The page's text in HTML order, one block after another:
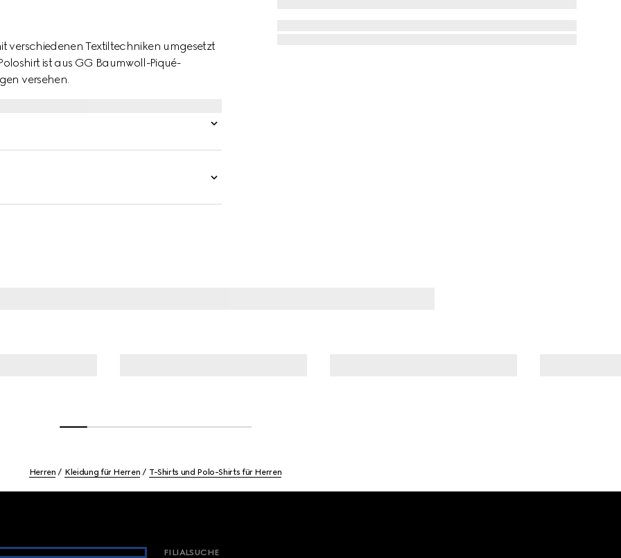
verschiedenen Textiltechniken umgesetzt
ist aus GG Baumwoll-Piqué-
versehen.
Herren Kleidung für Herren T-Shirts und Polo-Shirts für Herren
FILIALSUCHE